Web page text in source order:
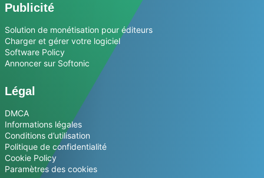
Publicité
Solution de monétisation pour éditeurs
Charger et gérer votre logiciel
Software Policy
Annoncer sur Softonic
Légal
DMCA
Informations légales
Conditions d’utilisation
Politique de confidentialité
Cookie Policy
Paramètres des cookies